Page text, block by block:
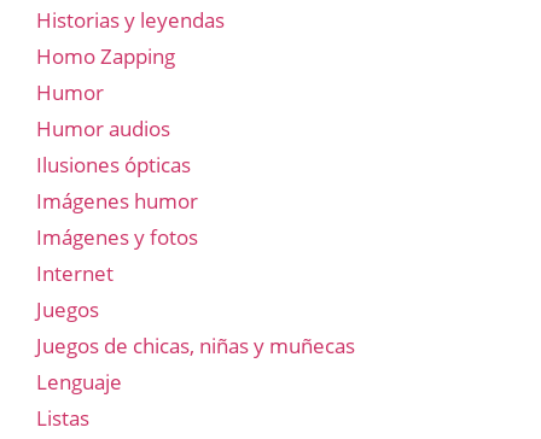
Historias y leyendas
Homo Zapping
Humor
Humor audios
Ilusiones ópticas
Imágenes humor
Imágenes y fotos
Internet
Juegos
Juegos de chicas, niñas y muñecas
Lenguaje
Listas